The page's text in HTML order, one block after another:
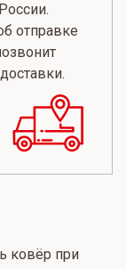
отправке
ковёр при